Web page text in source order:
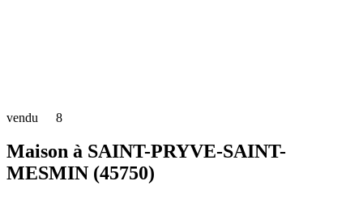
vendu 8
Maison à SAINT-PRYVE-SAINT-
MESMIN (45750)